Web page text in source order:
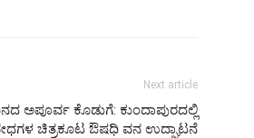
Next article
ಅಪೂರ್ವ ಕೊಡುಗೆ: ಕುಂದಾಪುರದಲ್ಲಿ
ಚಿತ್ರಕೂಟ ಔಷಧಿ ವನ ಉದ್ಘಾಟನೆ